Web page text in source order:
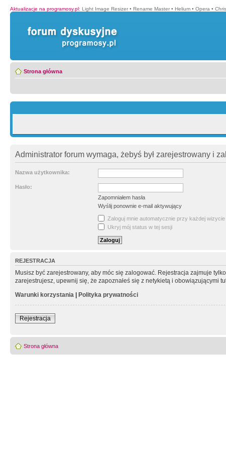
Aktualizacje na programosy.pl: Light Image Resizer • Rename Master • Helium • Opera •
Strona główna
Administrator forum wymaga, żebyś był zarejestrowany i
Nazwa użytkownika:
Hasło:
Zapomniałem hasła
Wyślij ponownie e-mail aktywujący
Zaloguj mnie automatycznie przy każdej wizycie
Ukryj mój status w tej sesji
REJESTRACJA
Musisz być zarejestrowany, aby móc się zalogować. Rejestracja zajmuje
zarejestrujesz, upewnij się, że zapoznałeś się z netykietą i obowiązującymi
Warunki korzystania | Polityka prywatności
Rejestracja
Strona główna